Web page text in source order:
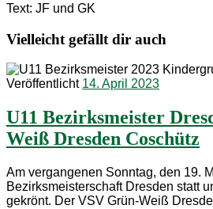
Text: JF und GK
Vielleicht gefällt dir auch
Veröffentlicht 14. April 2023
U11 Bezirksmeister
Weiß Dresden Coschütz
Am vergangenen Sonntag, den 19.
Bezirksmeisterschaft Dresden statt
gekrönt. Der VSV Grün-Weiß